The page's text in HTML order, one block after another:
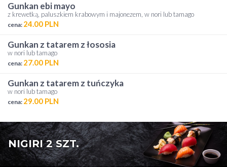
gunkan ebi mayo
z krewetką, paluszkiem krabowym i majonezem, w nori lub tamago
cena: 24.00 PLN
gunkan z tatarem z łososia
w nori lub tamago
cena: 27.00 PLN
gunkan z tatarem z tuńczyka
w nori lub tamago
cena: 29.00 PLN
NIGIRI 2 SZT.